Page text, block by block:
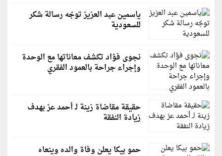
ياسمين عبد العزيز توجّه رسالة شكر
للسعودية
نجوى فؤاد تكشف معاناتها مع الوحدة
وإجراء جراحة بالعمود الفقري
حقيقة مقاضاة زينة لـ أحمد عز بهدف
زيادة النفقة
حمو بيكا يعلن وفاة والده وينعاه